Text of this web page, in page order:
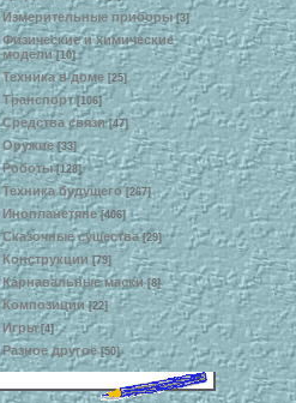
Измерительные приборы [3]
Физические и химические
модели [10]
Техника в доме [25]
Транспорт [106]
Средства связи [47]
Оружие [33]
Роботы [128]
Техника будущего [267]
Инопланетяне [406]
Сказочные существа [29]
Конструкции [79]
Карнавальные маски [8]
Композиции [22]
Игры [4]
Разное другое [50]